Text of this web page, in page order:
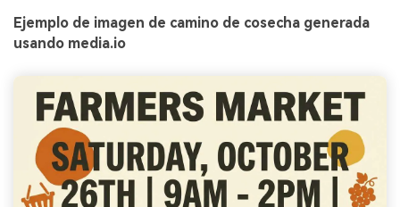
Ejemplo de imagen de camino de cosecha generada
usando media.io